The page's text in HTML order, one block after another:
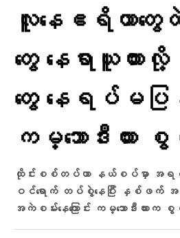
လူနေဧရိယာတွ
တွေ နေရာယူထား
တွေ နေရပ်မပြ
ကမ္ဘောဒီးယား
ထိုင်းစစ်တပ်ဟာ နယ်စပ်မှာ အရပ်သား
ဝင်ရောက် တပ်စွဲနေပြီး နှစ်ဖ
အကဲစမ်းနေကြောင်း ကမ္ဘောဒီးယာ